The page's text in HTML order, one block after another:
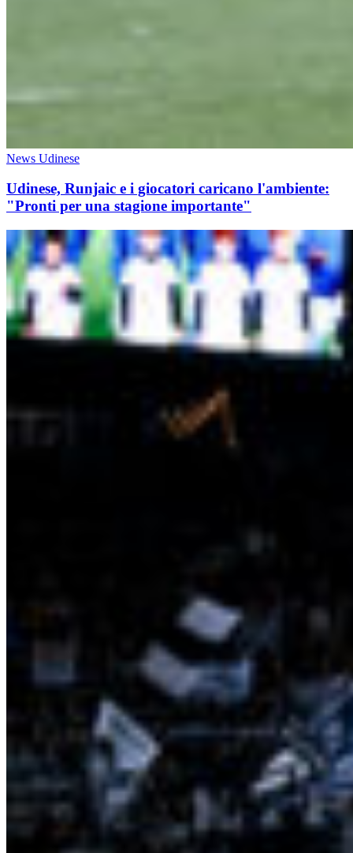
News Udinese
Udinese, Runjaic e i giocatori caricano l'ambiente:
"Pronti per una stagione importante"